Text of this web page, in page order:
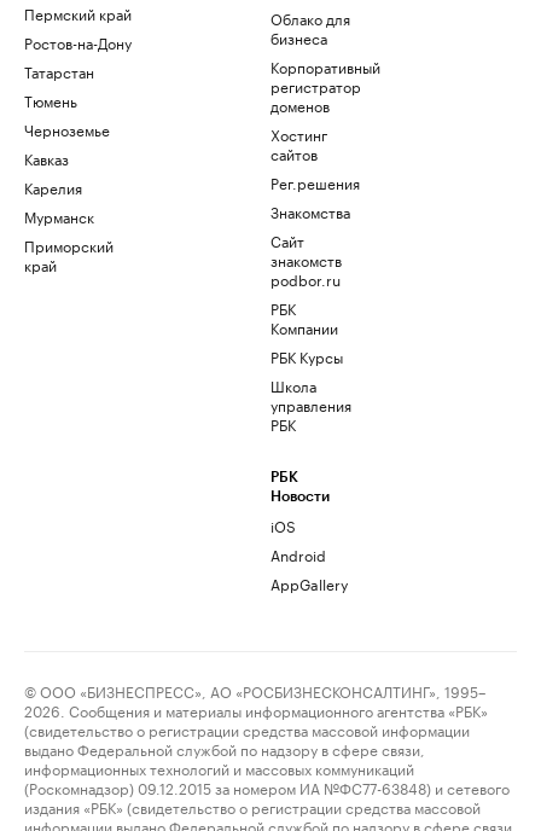
Пермский край
Ростов-на-Дону
Татарстан
Тюмень
Черноземье
Кавказ
Карелия
Мурманск
Приморский
край
Облако для
бизнеса
Корпоративный
регистратор
доменов
Хостинг
сайтов
Рег.решения
Знакомства
Сайт
знакомств
podbor.ru
РБК
Компании
РБК Курсы
Школа
управления
РБК
РБК
Новости
iOS
Android
AppGallery
© ООО «БИЗНЕСПРЕСС», АО «РОСБИЗНЕСКОНСАЛТИНГ», 1995–
2026. Сообщения и материалы информационного агентства «РБК»
(свидетельство о регистрации средства массовой информации
выдано Федеральной службой по надзору в сфере связи,
информационных технологий и массовых коммуникаций
(Роскомнадзор) 09.12.2015 за номером ИА №ФС77-63848) и сетевого
издания «РБК» (свидетельство о регистрации средства массовой
информации выдано Федеральной службой по надзору в сфере связи,